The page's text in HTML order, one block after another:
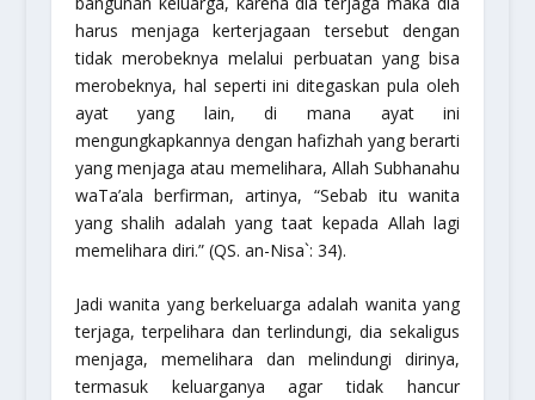
harus menjaga kerterjagaan tersebut dengan
tidak merobeknya melalui perbuatan yang bisa
merobeknya, hal seperti ini ditegaskan pula oleh
ayat yang lain, di mana ayat ini
mengungkapkannya dengan hafizhah yang berarti
yang menjaga atau memelihara, AllahSubhanahu
waTa’ala berfirman, artinya, “Sebab itu wanita
yang shalih adalah yang taat kepada Allah lagi
memelihara diri.” (QS. an-Nisa`: 34).
Jadi wanita yang berkeluarga adalah wanita yang
terjaga, terpelihara dan terlindungi, dia sekaligus
menjaga, memelihara dan melindungi dirinya,
termasuk keluarganya agar tidak hancur